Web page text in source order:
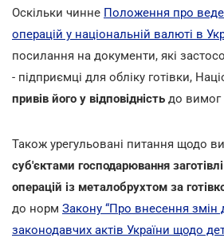
Оскільки чинне Положення про
операцій у національній валюті в
посилання на документи, які
- підприємці для обліку готівки,
привів його у відповідність до вимог
Також урегульовані питання щодо
суб'єктами господарювання
операцій із металобрухтом за
до норм Закону “Про внесення змін
законодавчих актів України щодо